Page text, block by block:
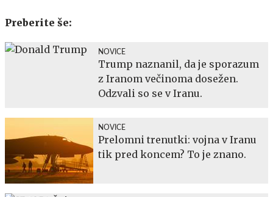
Preberite še:
NOVICE
Trump naznanil, da je sporazum
z Iranom večinoma dosežen.
Odzvali so se v Iranu.
NOVICE
Prelomni trenutki: vojna v Iranu
tik pred koncem? To je znano.